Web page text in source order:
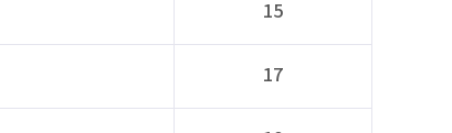
15
17